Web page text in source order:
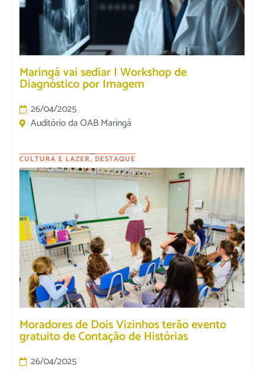
Maringá vai sediar I Workshop de
Diagnóstico por Imagem
26/04/2025
Auditório da OAB Maringá
CULTURA E LAZER, DESTAQUE
Moradores de Dois Vizinhos terão evento
gratuito de Contação de Histórias
26/04/2025